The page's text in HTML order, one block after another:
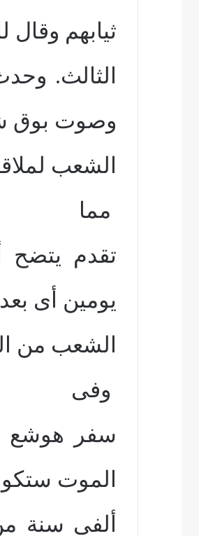
ثيابهم
الثالث.
وصوت بوق
الشعب لملاقاة
مما
تقدم يتضح
يومين أى
الشعب من
وفى
سفر هوشع
الموت
ألفى سنة